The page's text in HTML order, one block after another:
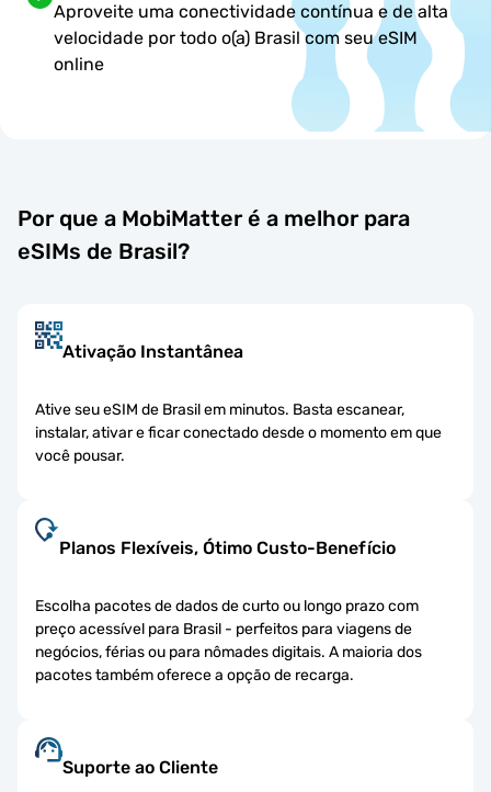
Aproveite uma conectividade contínua e de alta
velocidade por todo o(a) Brasil com seu eSIM
online
Por que a MobiMatter é a melhor para
eSIMs de Brasil?
Ativação Instantânea
Ative seu eSIM de Brasil em minutos. Basta escanear,
instalar, ativar e ficar conectado desde o momento em que
você pousar.
Planos Flexíveis, Ótimo Custo-Benefício
Escolha pacotes de dados de curto ou longo prazo com
preço acessível para Brasil - perfeitos para viagens de
negócios, férias ou para nômades digitais. A maioria dos
pacotes também oferece a opção de recarga.
Suporte ao Cliente